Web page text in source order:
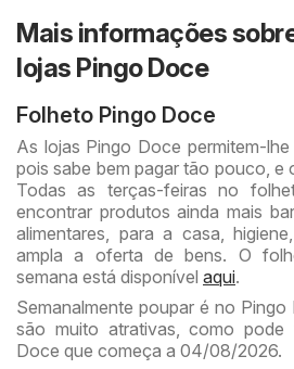
Mais informações
lojas Pingo Doce
Folheto Pingo Doce
As lojas Pingo Doce permitem-
pois sabe bem pagar tão pouco, e
Todas as terças-feiras no
encontrar produtos ainda mais
alimentares, para a casa,
ampla a oferta de bens. O
semana está disponível aqui.
Semanalmente poupar é no
são muito atrativas, como
Doce que começa a 04/08/2026.